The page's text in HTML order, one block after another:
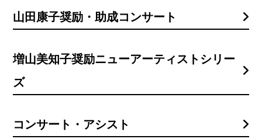
山田康子奨励・助成コンサート
増山美知子奨励ニューアーティストシリー
ズ
コンサート・アシスト